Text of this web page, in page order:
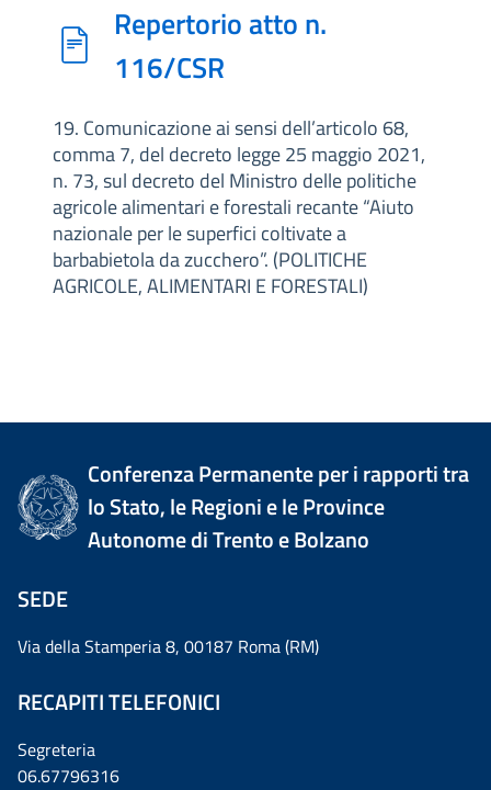
Repertorio atto n.
116/CSR
19. Comunicazione ai sensi dell’articolo 68,
comma 7, del decreto legge 25 maggio 2021,
n. 73, sul decreto del Ministro delle politiche
agricole alimentari e forestali recante “Aiuto
nazionale per le superfici coltivate a
barbabietola da zucchero”. (POLITICHE
AGRICOLE, ALIMENTARI E FORESTALI)
Conferenza Permanente per i rapporti tra
lo Stato, le Regioni e le Province
Autonome di Trento e Bolzano
SEDE
Via della Stamperia 8, 00187 Roma (RM)
RECAPITI TELEFONICI
Segreteria
06.67796316